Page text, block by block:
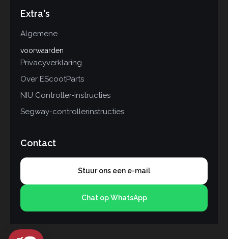
Extra's
Algemene
voorwaarden
Privacyverklaring
Over EScootParts
NIU Controller-instructies
Segway-controllerinstructies
Contact
Stuur ons een e-mail
Chat op WhatsApp